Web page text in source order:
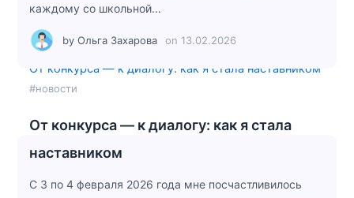
каждому со школьной...
byОльга Захарова on 13.02.2026
От конкурса — к диалогу: как я стала наставником
#новости
От конкурса — к диалогу: как я стала
наставником
С 3 по 4 февраля 2026 года мне посчастливилось